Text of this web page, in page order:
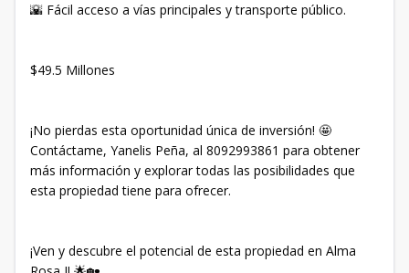
🌇 Fácil acceso a vías principales y transporte público.
$49.5 Millones
¡No pierdas esta oportunidad única de inversión! 🤩
Contáctame, Yanelis Peña, al 8092993861 para obtener
más información y explorar todas las posibilidades que
esta propiedad tiene para ofrecer.
¡Ven y descubre el potencial de esta propiedad en Alma